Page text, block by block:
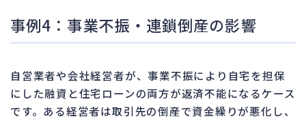
事例4：事業不振・連鎖倒産の影響
自営業者や会社経営者が、事業不振により自宅を担保
にした融資と住宅ローンの両方が返済不能になるケース
です。ある経営者は取引先の倒産で資金繰りが悪化し、